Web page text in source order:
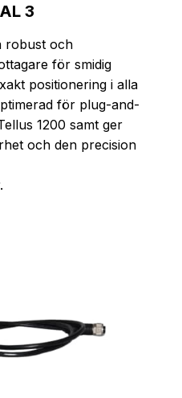
3
robust och
för smidig
positionering i alla
för plug-and-
1200 samt ger
och den precision